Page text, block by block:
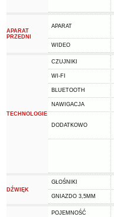
APARAT
PRZEDNI
APARAT
WIDEO
TECHNOLOGIE
CZUJNIKI
WI-FI
BLUETOOTH
NAWIGACJA
DODATKOWO
DŹWIĘK
GŁOŚNIKI
GNIAZDO 3,5MM
POJEMNOŚĆ